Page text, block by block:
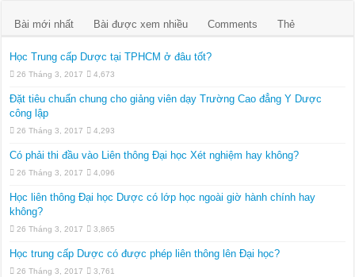
Bài mới nhất Bài được xem nhiều Comments Thẻ
Học Trung cấp Dược tại TPHCM ở đâu tốt?
26 Tháng 3, 2017 4,673
Đặt tiêu chuẩn chung cho giảng viên dạy Trường Cao đẳng Y Dược
công lập
26 Tháng 3, 2017 4,293
Có phải thi đầu vào Liên thông Đại học Xét nghiệm hay không?
26 Tháng 3, 2017 4,096
Học liên thông Đại học Dược có lớp học ngoài giờ hành chính hay
không?
26 Tháng 3, 2017 3,865
Học trung cấp Dược có được phép liên thông lên Đại học?
26 Tháng 3, 2017 3,761